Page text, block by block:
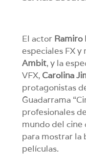
El actor Ramiro
especiales FX y
Ambit, y la
VFX, Carolina
protagonistas
Guadarrama
profesionales
mundo del cine
para mostrar la
películas.